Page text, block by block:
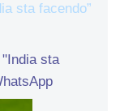
sta facendo”
sta